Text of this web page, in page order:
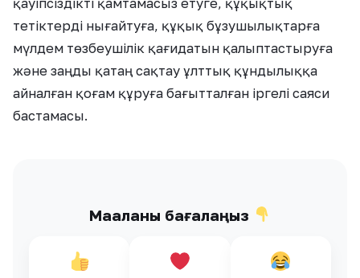
тетіктерді нығайтуға, құқық бұзушылықтарға
мүлдем төзбеушілік қағидатын қалыптастыруға
және заңды қатаң сақтау ұлттық құндылыққа
айналған қоғам құруға бағытталған іргелі саяси
бастамасы.
Мақаланы бағалаңыз